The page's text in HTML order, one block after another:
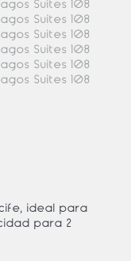
ideal para
para 2